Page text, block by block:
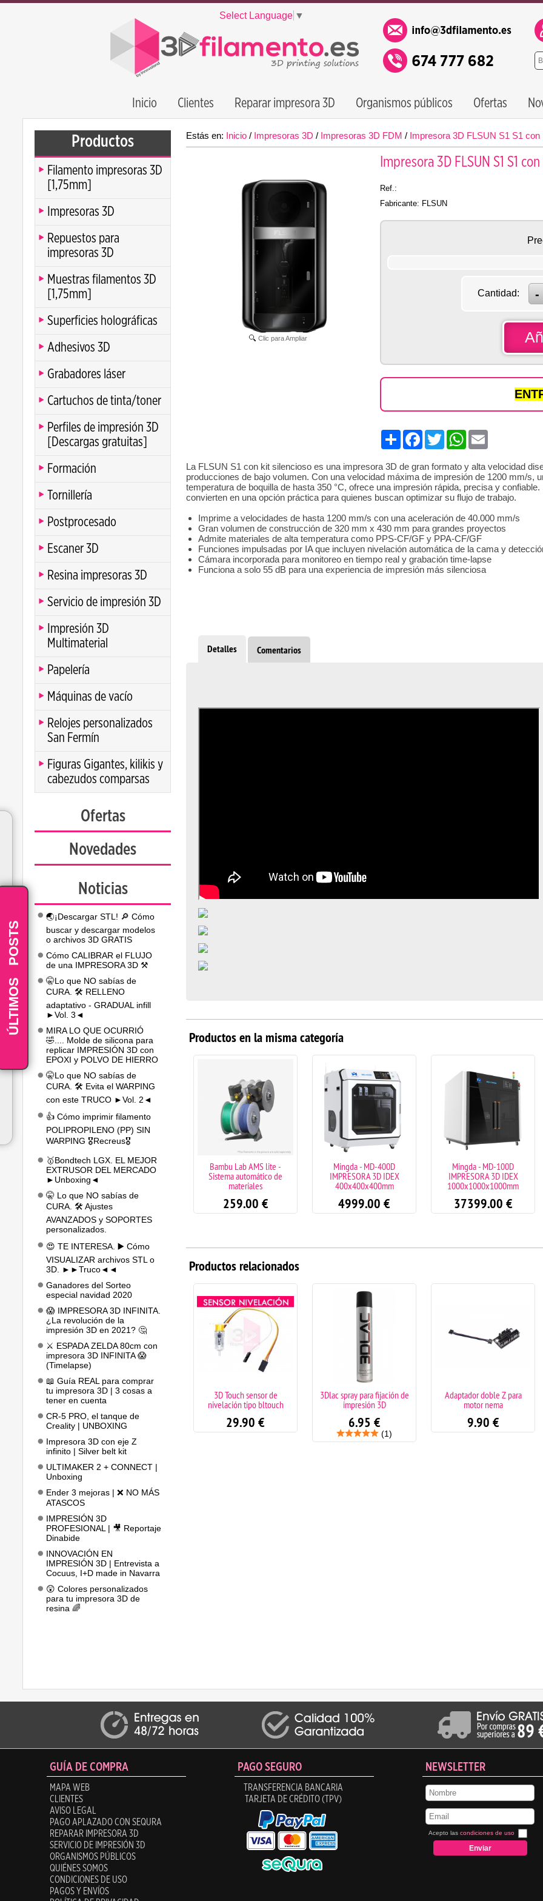
Select Language ▼
Inicio Clientes Reparar impresora 3D Organismos públicos Ofertas
Productos
Filamento impresoras 3D
[1,75mm]
Impresoras 3D
Repuestos para
impresoras 3D
Muestras filamentos 3D
[1,75mm]
Superficies holográficas
Adhesivos 3D
Grabadores láser
Cartuchos de tinta/toner
Perfiles de impresión 3D
[Descargas gratuitas]
Formación
Tornillería
Postprocesado
Escaner 3D
Resina impresoras 3D
Servicio de impresión 3D
Impresión 3D
Multimaterial
Papelería
Máquinas de vacío
Relojes personalizados
San Fermín
Figuras Gigantes, kilikis y
cabezudos comparsas
Ofertas
Novedades
Noticias
🌏¡Descargar STL! 🔎 Cómo
buscar y descargar modelos
o archivos 3D GRATIS
Cómo CALIBRAR el FLUJO
de una IMPRESORA 3D ⚒️
🤫Lo que NO sabías de
CURA. 🛠️ RELLENO
adaptativo - GRADUAL infill
►Vol. 3◄
MIRA LO QUE OCURRIÓ
🤣.... Molde de silicona para
replicar IMPRESIÓN 3D con
EPOXI y POLVO DE HIERRO
🤫Lo que NO sabías de
CURA. 🛠️ Evita el WARPING
con este TRUCO ►Vol. 2◄
👍 Cómo imprimir filamento
POLIPROPILENO (PP) SIN
WARPING 🎖️Recreus🎖️
🥇Bondtech LGX. EL MEJOR
EXTRUSOR DEL MERCADO
►Unboxing◄
🤫 Lo que NO sabías de
CURA. 🛠️ Ajustes
AVANZADOS y SOPORTES
personalizados.
😍 TE INTERESA. ▶️ Cómo
VISUALIZAR archivos STL o
3D. ►►Truco◄◄
Ganadores del Sorteo
especial navidad 2020
😱 IMPRESORA 3D INFINITA.
¿La revolución de la
impresión 3D en 2021? 🤔
⚔️ ESPADA ZELDA 80cm con
impresora 3D INFINITA 😱
(Timelapse)
📖 Guía REAL para comprar
tu impresora 3D | 3 cosas a
tener en cuenta
CR-5 PRO, el tanque de
Creality | UNBOXING
Impresora 3D con eje Z
infinito | Silver belt kit
ULTIMAKER 2 + CONNECT |
Unboxing
Ender 3 mejoras | ❌ NO MÁS
ATASCOS
IMPRESIÓN 3D
PROFESIONAL | 🎥 Reportaje
Dinabide
INNOVACIÓN EN
IMPRESIÓN 3D | Entrevista a
Cocuus, I+D made in Navarra
😲 Colores personalizados
para tu impresora 3D de
resina 🌈
Estás en: Inicio / Impresoras 3D / Impresoras 3D FDM / Impresora 3D FLSUN S1 S1
Clic para Ampliar
Impresora 3D FLSUN S1 S1
Ref.:
Fabricante: FLSUN
Cantidad:
Share Facebook
TwitterWhatsApp
La FLSUN S1 con kit silencioso es una impresora 3D de gran formato y alta velocidad
producciones de bajo volumen. Con una velocidad máxima de impresión de 1200 mm/s,
temperatura de boquilla de hasta 350 °C, ofrece una impresión rápida, precisa y
convierten en una opción práctica para quienes buscan optimizar su flujo de trabajo.
Imprime a velocidades de hasta 1200 mm/s con una aceleración de 40.000 mm/s
Gran volumen de construcción de 320 mm x 430 mm para grandes proyectos
Admite materiales de alta temperatura como PPS-CF/GF y PPA-CF/GF
Funciones impulsadas por IA que incluyen nivelación automática de la cama y
Cámara incorporada para monitoreo en tiempo real y grabación time-lapse
Funciona a solo 55 dB para una experiencia de impresión más silenciosa
Detalles Comentarios
Productos en la misma categoría
Bambu Lab P2S Combo
impresora 3D + asistencia
879.00
Bambu Lab AMS lite -
Sistema automático de
materiales
259.00 €
Mingda - MD-400D
IMPRESORA 3D IDEX
400x400x400mm
4999.00 €
Mingda - MD-100D
IMPRESORA 3D IDEX
1000x1000x1000mm
37399.00 €
Productos relacionados
Superficie holográfica para
base impresora 3D
KALEIDOSCOPE
39.90
3D Touch sensor de
nivelación tipo bltouch
29.90 €
3Dlac spray para fijación de
impresión 3D
6.95 €
(1)
Adaptador doble Z para
motor nema
9.90 €
GUÍA DE COMPRA
MAPA WEB
CLIENTES
AVISO LEGAL
PAGO APLAZADO CON SEQURA
REPARAR IMPRESORA 3D
SERVICIO DE IMPRESIÓN 3D
ORGANISMOS PÚBLICOS
QUIÉNES SOMOS
CONDICIONES DE USO
PAGOS Y ENVÍOS
PAGO SEGURO
TRANSFERENCIA BANCARIA
TARJETA DE CRÉDITO (TPV)
NEWSLETTER
Acepto las condiciones de uso
ÚLTIMOS
POSTS